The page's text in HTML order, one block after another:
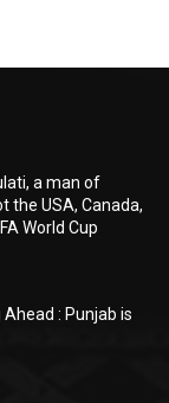
a man of
the USA, Canada,
World Cup
: Punjab is